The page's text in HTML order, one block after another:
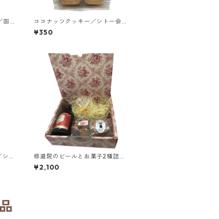
館
ココナッツクッキー／シトー会
安心院（あじむ）トラピスチヌ修
道院
¥350
ト
修道院のビールとお菓子2種詰め
合わせセット／シメイレッド、ク
ッキーミックス、ガレット3個入
¥2,100